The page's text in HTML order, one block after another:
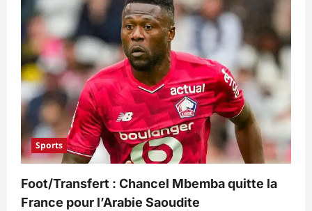
Sports
Foot/Transfert : Chancel Mbemba quitte la
France pour l’Arabie Saoudite